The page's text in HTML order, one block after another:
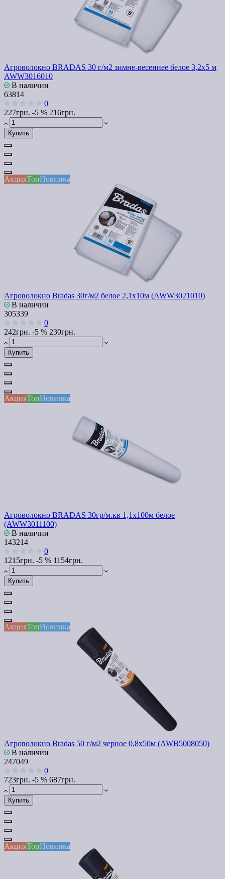
Агроволокно BRADAS 30 г/м2 зимне-весеннее белое 3,2x5 м
AWW3016010
В наличии
63814
0
227грн. -5 % 216грн.
Купить
АкцияТопНовинка
Агроволокно Bradas 30г/м2 белое 2,1х10м (AWW3021010)
В наличии
305339
0
242грн. -5 % 230грн.
Купить
АкцияТопНовинка
Агроволокно BRADAS 30гр/м.кв 1,1х100м белое
(AWW3011100)
В наличии
143214
0
1215грн. -5 % 1154грн.
Купить
АкцияТопНовинка
Агроволокно Bradas 50 г/м2 черное 0,8х50м (AWB5008050)
В наличии
247049
0
723грн. -5 % 687грн.
Купить
АкцияТопНовинка